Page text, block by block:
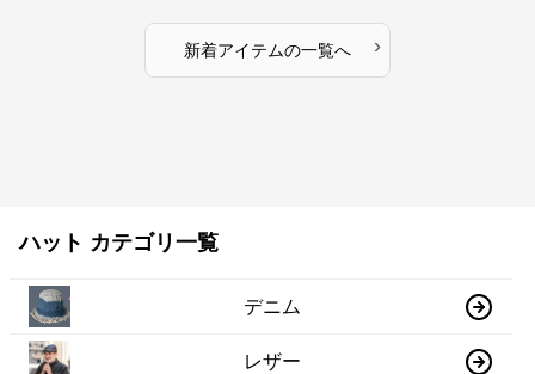
新着アイテムの一覧へ ›
ハット カテゴリ一覧
デニム
レザー